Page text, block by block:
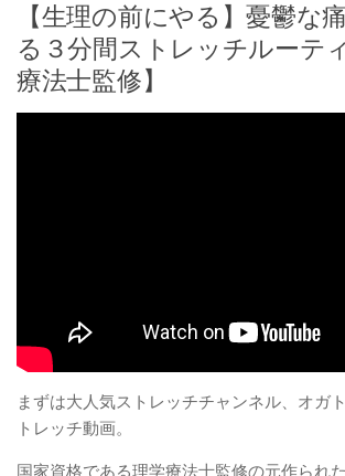
【生理の前にやる】憂鬱な
る３分間ストレッチルーテ
療法士監修】
まずは大人気ストレッチチャンネル、オガ
トレッチ動画。
国家資格である理学療法士監修の元作られ